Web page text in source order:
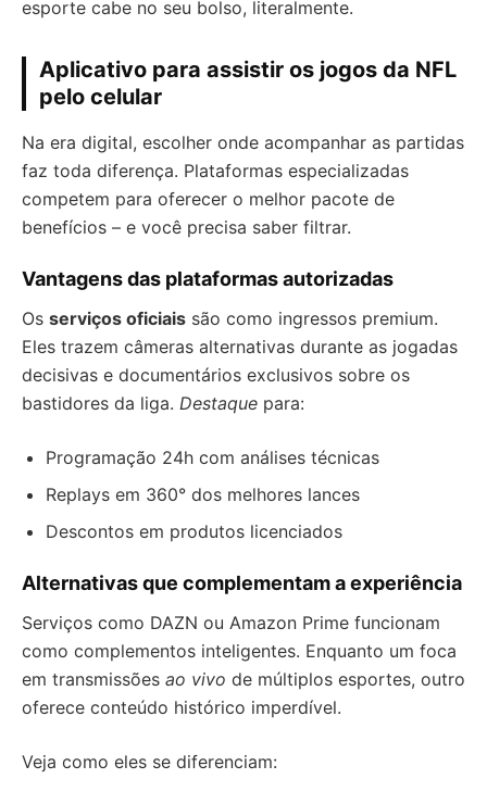
esporte cabe no seu bolso, literalmente.
Aplicativo para assistir os jogos da NFL
pelo celular
Na era digital, escolher onde acompanhar as partidas
faz toda diferença. Plataformas especializadas
competem para oferecer o melhor pacote de
benefícios – e você precisa saber filtrar.
Vantagens das plataformas autorizadas
Os serviços oficiais são como ingressos premium.
Eles trazem câmeras alternativas durante as jogadas
decisivas e documentários exclusivos sobre os
bastidores da liga. Destaque para:
Programação 24h com análises técnicas
Replays em 360° dos melhores lances
Descontos em produtos licenciados
Alternativas que complementam a experiência
Serviços como DAZN ou Amazon Prime funcionam
como complementos inteligentes. Enquanto um foca
em transmissões ao vivo de múltiplos esportes, outro
oferece conteúdo histórico imperdível.
Veja como eles se diferenciam: